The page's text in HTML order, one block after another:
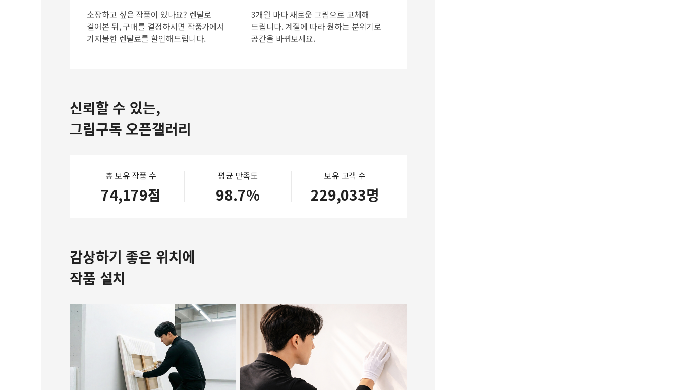
소장하고 싶은 작품이 있나요? 렌탈로
걸어본 뒤, 구매를 결정하시면 작품가에서
기지불한 렌탈료를 할인해드립니다.
3개월 마다 새로운 그림으로 교체해
드립니다. 계절에 따라 원하는 분위기로
공간을 바꿔보세요.
신뢰할 수 있는,
그림구독 오픈갤러리
총 보유 작품 수
74,179점
평균 만족도
98.7%
보유 고객 수
229,033명
감상하기 좋은 위치에
작품 설치